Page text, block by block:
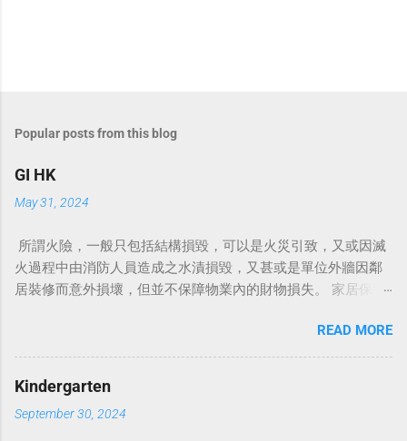
Popular posts from this blog
GI HK
May 31, 2024
所謂火險，一般只包括結構損毀，可以是火災引致，又或因滅
火過程中由消防人員造成之水漬損毀，又甚或是單位外牆因鄰
居裝修而意外損壞，但並不保障物業內的財物損失。 家居保險
邊間好 家居保險漏水 家居保險火險 村屋家居保險 家居裝修保
險 家居保險範圍 家居保險幾時買 例如颱風、閃電或爆竊等，
而且更會賠償因居所不能入住而導致的臨時居所費用。 銀行上
會時要求買的火險主要承保建築樓宇結構，即是天花、地板、
窗台等損毀，家居財物及裝修等損失則不保。 另外，火災以外
READ MORE
Kindergarten
September 30, 2024